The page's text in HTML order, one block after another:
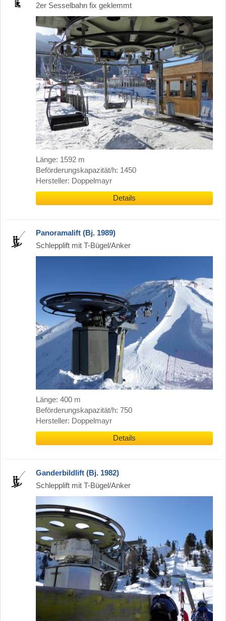
2er Sesselbahn fix geklemmt
Länge: 1592 m
Beförderungskapazität/h: 1450
Hersteller: Doppelmayr
Details
Panoramalift (Bj. 1989)
Schlepplift mit T-Bügel/Anker
Länge: 400 m
Beförderungskapazität/h: 750
Hersteller: Doppelmayr
Details
Ganderbildlift (Bj. 1982)
Schlepplift mit T-Bügel/Anker